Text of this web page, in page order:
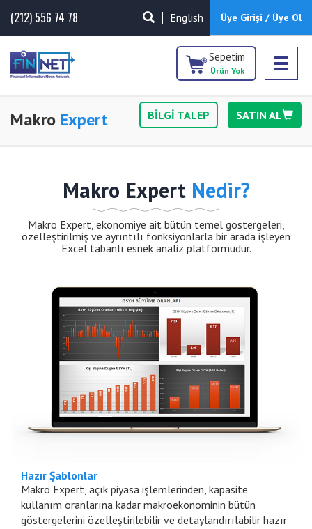
(212) 556 74 78 Üye Girişi / Üye Ol
English
Sepetim
Ürün Yok
Makro Expert BİLGİ TALEP SATIN AL
Makro Expert Nedir?
Makro Expert, ekonomiye ait bütün temel göstergeleri,
özelleştirilmiş ve ayrıntılı fonksiyonlarla bir arada işleyen
Excel tabanlı esnek analiz platformudur.
Hazır Şablonlar
Makro Expert, açık piyasa işlemlerinden, kapasite
kullanım oranlarına kadar makroekonominin bütün
göstergelerini özelleştirilebilir ve detaylandırılabilir hazır